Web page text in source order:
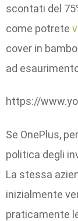
scontati del
come potrete
cover in
ad
https://
Se OnePlus,
politica degli
La stessa
inizialmente
praticamente